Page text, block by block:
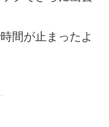
間が止まったよ